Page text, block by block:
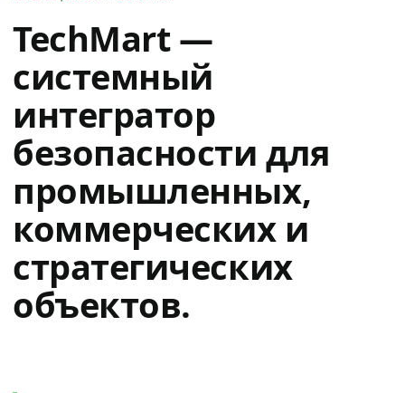
TechMart —
системный
интегратор
безопасности для
промышленных,
коммерческих и
стратегических
объектов.